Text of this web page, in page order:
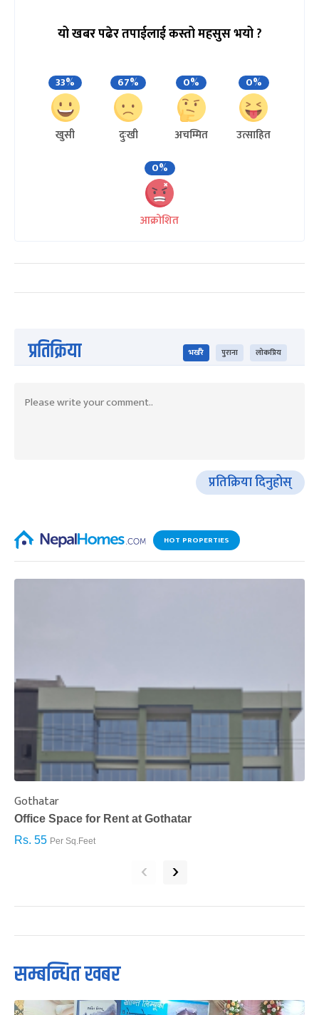
यो खबर पढेर तपाईलाई कस्तो महसुस भयो ?
33%
खुसी
67%
दुःखी
0%
अचम्मित
0%
उत्साहित
0%
आक्रोशित
प्रतिक्रिया भर्खरै पुराना लोकप्रिय
प्रतिक्रिया दिनुहोस्
HOT PROPERTIES
Gothatar
Office Space for Rent at Gothatar
Rs. 55 Per Sq.Feet
‹ ›
सम्बन्धित खबर